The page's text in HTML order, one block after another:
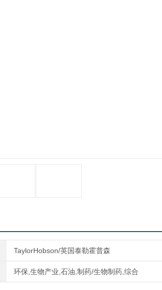
TaylorHobson/英国泰勒霍普森
环保,生物产业,石油,制药/生物制药,综合